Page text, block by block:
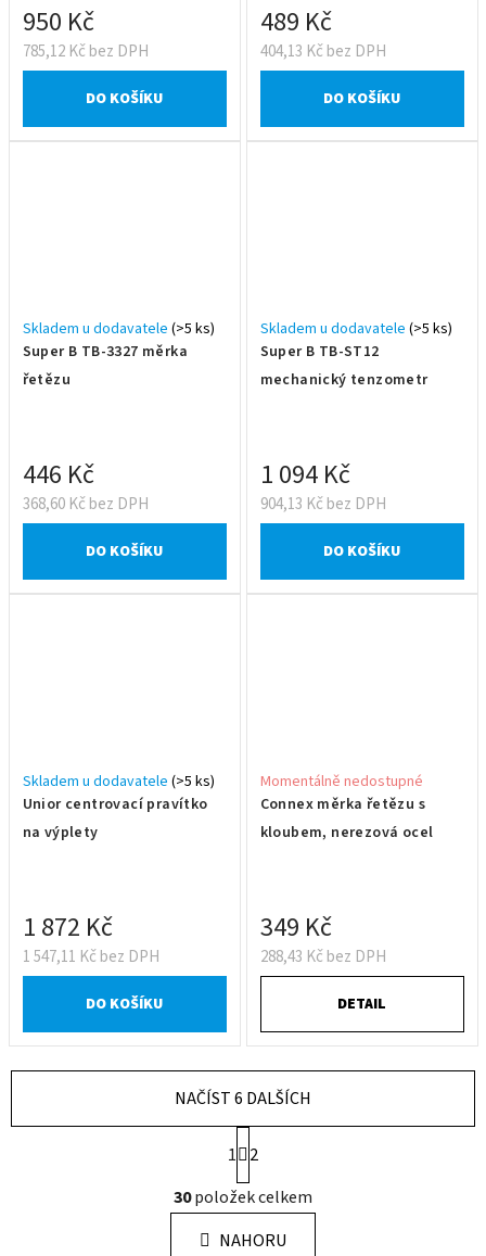
785,12 Kč bez DPH
950 Kč
DO KOŠÍKU
404,13 Kč bez DPH
489 Kč
DO KOŠÍKU
Super B TB-3327 měrka
řetězu
Skladem u dodavatele (>5 ks)
368,60 Kč bez DPH
446 Kč
DO KOŠÍKU
Super B TB-ST12
mechanický tenzometr
Skladem u dodavatele (>5 ks)
904,13 Kč bez DPH
1 094 Kč
DO KOŠÍKU
Unior centrovací pravítko
na výplety
Skladem u dodavatele (>5 ks)
1 547,11 Kč bez DPH
1 872 Kč
DO KOŠÍKU
Connex měrka řetězu s
kloubem, nerezová ocel
Momentálně nedostupné
288,43 Kč bez DPH
349 Kč
DETAIL
O
v
l
NAČÍST 6 DALŠÍCH
S
t
r
á
n
k
1
2
30položek celkem
NAHORU